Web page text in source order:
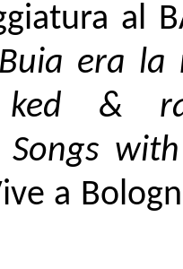
al
Buia era la
ked &
Songs
a